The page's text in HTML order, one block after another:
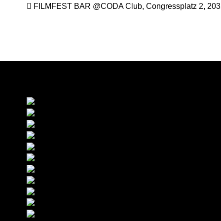
 FILMFEST BAR @CODA Club, Congressplatz 2,